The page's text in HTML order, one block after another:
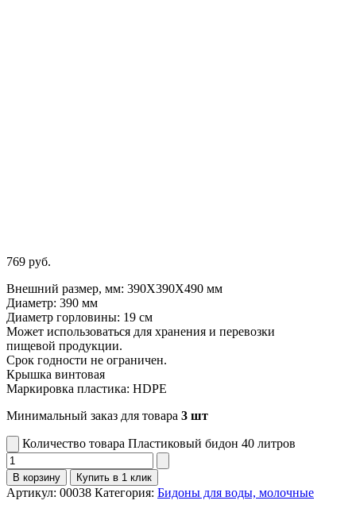
769 руб.
Внешний размер, мм: 390Х390Х490 мм
Диаметр: 390 мм
Диаметр горловины: 19 см
Может использоваться для хранения и перевозки
пищевой продукции.
Срок годности не ограничен.
Крышка винтовая
Маркировка пластика: HDPE
Минимальный заказ для товара 3 шт
Количество товара Пластиковый бидон 40 литров
В корзину Купить в 1 клик
Артикул: 00038 Категория: Бидоны для воды, молочные